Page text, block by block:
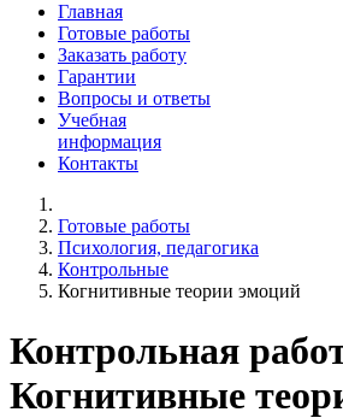
Главная
Готовые работы
Заказать работу
Гарантии
Вопросы и ответы
Учебная
информация
Контакты
Готовые работы
Психология, педагогика
Контрольные
Когнитивные теории эмоций
Контрольная
Когнитивные